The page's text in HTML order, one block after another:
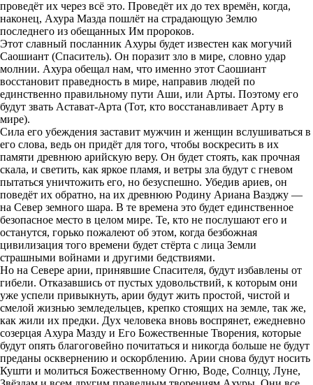
проведёт их через всё это. Проведёт их до тех времён, когда,
наконец, Ахура Мазда пошлёт на страдающую Землю
последнего из обещанных Им пророков.
Этот славный посланник Ахуры будет известен как могучий
Саошиант (Спаситель). Он поразит зло в мире, словно удар
молнии. Ахура обещал нам, что именно этот Саошиант
восстановит праведность в мире, направив людей по
единственно правильному пути Аши, или Арты. Поэтому его
будут звать Астават-Арта (Тот, кто восстанавливает Арту в
мире).
Сила его убеждения заставит мужчин и женщин вслушиваться в
его слова, ведь он придёт для того, чтобы воскресить в их
памяти древнюю арийскую веру. Он будет стоять, как прочная
скала, и светить, как яркое пламя, и ветры зла будут с гневом
пытаться уничтожить его, но безуспешно. Убедив ариев, он
поведёт их обратно, на их древнюю Родину Ариана Ваэджу —
на Север земного шара. В те времена это будет единственное
безопасное место в целом мире. Те, кто не послушают его и
останутся, горько пожалеют об этом, когда безбожная
цивилизация того времени будет стёрта с лица Земли
страшными войнами и другими бедствиями.
Но на Севере арии, принявшие Спасителя, будут избавлены от
гибели. Отказавшись от пустых удовольствий, к которым они
уже успели привыкнуть, арии будут жить простой, чистой и
смелой жизнью земледельцев, крепко стоящих на земле, так же,
как жили их предки. Дух человека вновь воспрянет, ежедневно
созерцая Ахура Мазду и Его Божественные Творения, которые
будут опять благоговейно почитаться и никогда больше не будут
преданы осквернению и оскорблению. Арии снова будут носить
Кушти и молиться Божественному Огню, Воде, Солнцу, Луне,